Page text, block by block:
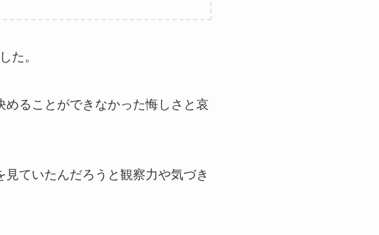
た。
ることができなかった悔しさと哀
ていたんだろうと観察力や気づき